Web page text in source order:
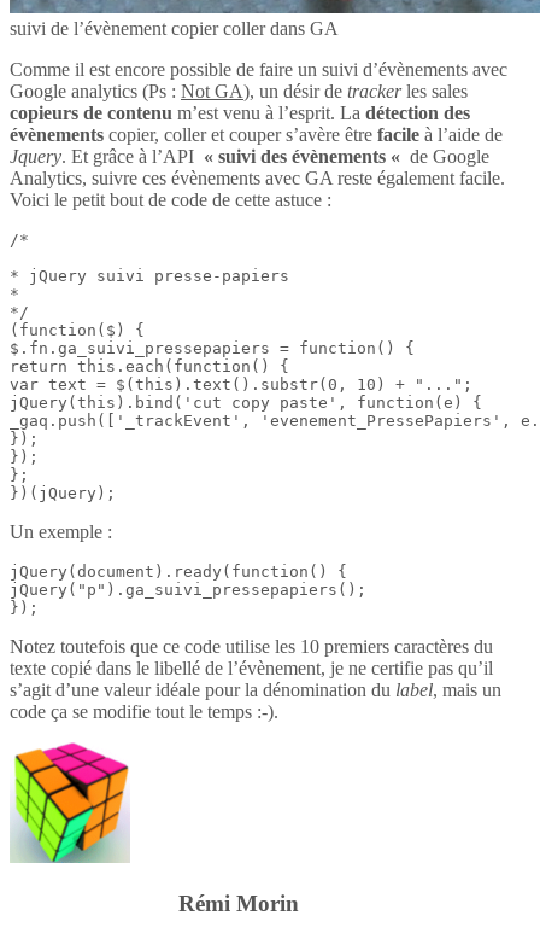
suivi de l’évènement copier coller dans GA
Comme il est encore possible de faire un suivi d’évènements avec
Google analytics (Ps : Not GA), un désir de trackerles sales
copieurs de contenu m’est venu à l’esprit. La détection des
évènements copier, coller et couper s’avère être facile à l’aide de
Jquery. Et grâce à l’API « suivi des évènements « de Google
Analytics, suivre ces évènements avec GA reste également facile.
Voici le petit bout de code de cette astuce :
/*
* jQuery suivi presse-papiers
*
*/
(function($) {
$.fn.ga_suivi_pressepapiers = function() {
return this.each(function() {
var text = $(this).text().substr(0, 10) + "...";
jQuery(this).bind('cut copy paste', function(e) {
_gaq.push(['_trackEvent', 'evenement_PressePapiers',
});
});
};
})(jQuery);
Un exemple :
jQuery(document).ready(function() {
jQuery("p").ga_suivi_pressepapiers();
});
Notez toutefois que ce code utilise les 10 premiers caractères du
texte copié dans le libellé de l’évènement, je ne certifie pas qu’il
s’agit d’une valeur idéale pour la dénomination du label, mais un
code ça se modifie tout le temps :-).
Rémi Morin